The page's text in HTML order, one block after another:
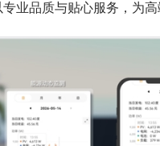
业品质与贴心服务，为高